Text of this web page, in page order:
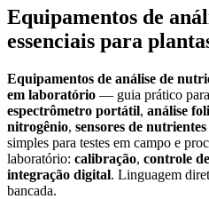
Equipamentos de
essenciais para
Equipamentos de análise de
em laboratório — guia prático para
espectrômetro portátil, análise
nitrogênio, sensores de nutrientes
simples para testes em campo e
laboratório: calibração, controle
integração digital. Linguagem
bancada.